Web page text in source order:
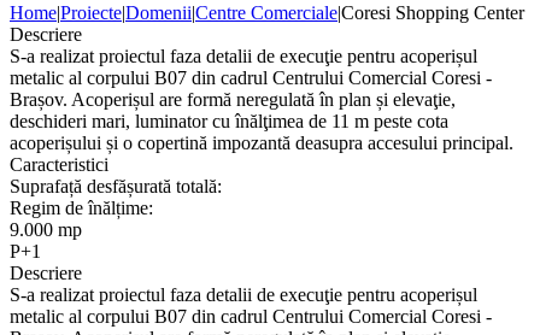
Home|Proiecte|Domenii|Centre Comerciale|Coresi Shopping Center
Descriere
S-a realizat proiectul faza detalii de execuţie pentru acoperișul
metalic al corpului B07 din cadrul Centrului Comercial Coresi -
Brașov. Acoperișul are formă neregulată în plan și elevaţie,
deschideri mari, luminator cu înălţimea de 11 m peste cota
acoperișului și o copertină impozantă deasupra accesului principal.
Caracteristici
Suprafață desfășurată totală:
Regim de înălțime:
9.000 mp
P+1
Descriere
S-a realizat proiectul faza detalii de execuţie pentru acoperișul
metalic al corpului B07 din cadrul Centrului Comercial Coresi -